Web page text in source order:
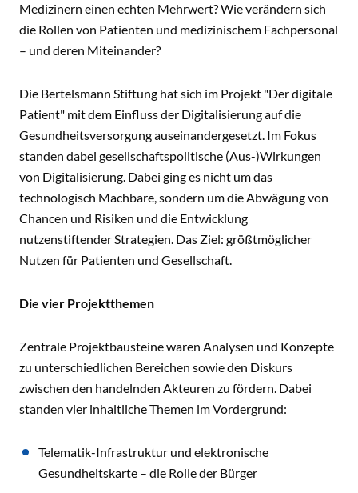
Medizinern einen echten Mehrwert? Wie verändern sich
die Rollen von Patienten und medizinischem Fachpersonal
– und deren Miteinander?
Die Bertelsmann Stiftung hat sich im Projekt "Der digitale
Patient" mit dem Einfluss der Digitalisierung auf die
Gesundheitsversorgung auseinandergesetzt. Im Fokus
standen dabei gesellschaftspolitische (Aus-)Wirkungen
von Digitalisierung. Dabei ging es nicht um das
technologisch Machbare, sondern um die Abwägung von
Chancen und Risiken und die Entwicklung
nutzenstiftender Strategien. Das Ziel: größtmöglicher
Nutzen für Patienten und Gesellschaft.
Die vier Projektthemen
Zentrale Projektbausteine waren Analysen und Konzepte
zu unterschiedlichen Bereichen sowie den Diskurs
zwischen den handelnden Akteuren zu fördern. Dabei
standen vier inhaltliche Themen im Vordergrund:
Telematik-Infrastruktur und elektronische
Gesundheitskarte – die Rolle der Bürger